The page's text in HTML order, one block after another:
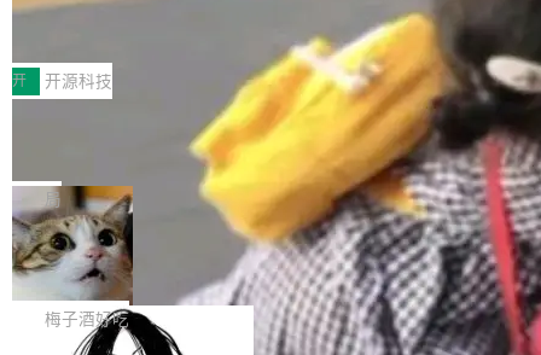
传输性能最高提升5倍。UCL-MPComm底层基
于自研UCL-Engine通信引擎，后续腾讯网平将
持续开源更多基于UCL-Engine的高性能通信组
件。 腾讯网平团队在UCL-MPComm中实现了一
个独立于业务线程的全局通信引擎（Engine），
创新与落地成效成功入选。 全链路私有化部署，
助力企业AI研发安全落地 当前，越来越多企业已
经开始引入 AI Coding 工具，通过调用公有云模
型或企业内部部署模型提升研发效率。但随着 AI
Coding 从个人辅助工具逐步走向团队级、组织
级应用，企业在规模化落地过程中，对安全性、
可控性和代码质量提出了更高要求。 首先是数据
安全与合规要求。对于大多数普通研发场景，公
有云模型能够满足快速试用和效率提升的需求。
但对于金融、能源、医疗等对数据安全要求较...
深信服AI算力网关入选工信部人工智能
前不久，工业和信息化部正式发布《2025年人工
智能应用典型案例名单》，集中展示人工智能在
各领域的应用成果，覆盖技术底座、行业赋能、
产品应用、支撑保障、专题等五大方向。深信服
AI算力网关（AI创新平台）成功入选！ 随着各行
各业的Agent走向规模化建设，算力构成形态逐
渐丰富，用户关注的重点也在发生变化：不只是
让AI用起来，还要进一步看清混合算力时代下，
Token花在哪里、算力是否被充分利用，以及持
续增长的AI成本该如何优化。 深信服AI算力网关
正是围绕这些实际问题，从Token治理和成本治
开 开源科技
Jeff Dean 离开 Google：一个时代的结
束，一个实验室的开始
Google 员工编号 20。MapReduce 作者之一。
Bigtable 作者之一。TensorFlow 的作者之一。
Gemini 的架构师。Google 首席科学家。 Jeff D
ean 在 Google 工作了 27 年后，宣布离职。 他
不是一个人走。一同离开的还有 Sanjay Ghema
wat（Google 员工编号 23，Jeff Dean 二十多
年的编程搭档，MapReduce 和 Bigtable 的共同
局
🔥 SolonCode v2026.8.4 发布：界面
字体可调、22 种语言、记忆搜索增强
打开终端就能上岗的全中文编码智能体，这一轮
把「看得清、用母语、记得住」三件事一次补
齐。 SolonCode 是什么 SolonCode 是杭州无
梅子酒好吃